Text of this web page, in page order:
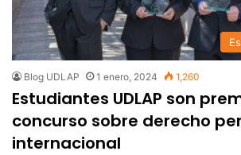
Blog UDLAP 1 enero, 2024 1,260
Estudiantes UDLAP son
concurso sobre derecho
internacional